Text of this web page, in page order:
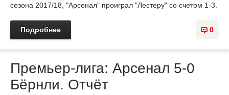
сезона 2017/18, "Арсенал" проиграл "Лестеру" со счетом 1-3.
0
Подробнее
Премьер-лига: Арсенал 5-0
Бёрнли. Отчёт